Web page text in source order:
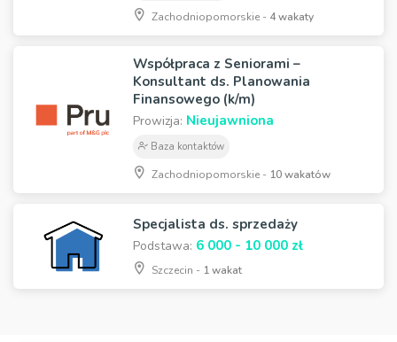
Zachodniopomorskie - 4 wakaty
Współpraca z Seniorami –
Konsultant ds. Planowania
Finansowego (k/m)
Prowizja: Nieujawniona
Baza kontaktów
Zachodniopomorskie - 10 wakatów
Specjalista ds. sprzedaży
Podstawa: 6 000 - 10 000 zł
Szczecin - 1 wakat